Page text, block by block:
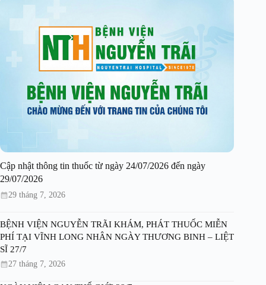
Cập nhật thông tin thuốc từ ngày 24/07/2026 đến ngày
29/07/2026
29 tháng 7, 2026
BỆNH VIỆN NGUYỄN TRÃI KHÁM, PHÁT THUỐC MIỄN
PHÍ TẠI VĨNH LONG NHÂN NGÀY THƯƠNG BINH – LIỆT
SĨ 27/7
27 tháng 7, 2026